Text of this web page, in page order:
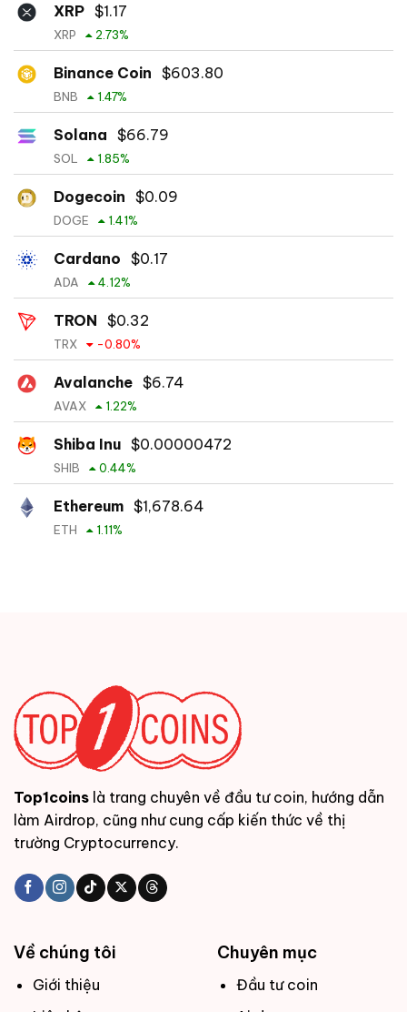
XRP $1.17
XRP 2.73%
Binance Coin $603.80
BNB 1.47%
Solana $66.79
SOL 1.85%
Dogecoin $0.09
DOGE 1.41%
Cardano $0.17
ADA 4.12%
TRON $0.32
TRX -0.80%
Avalanche $6.74
AVAX 1.22%
Shiba Inu $0.00000472
SHIB 0.44%
Ethereum $1,678.64
ETH 1.11%
Top1coins là trang chuyên về đầu tư coin, hướng dẫn
làm Airdrop, cũng như cung cấp kiến thức về thị
trường Cryptocurrency.
Về chúng tôi
Giới thiệu
Chuyên mục
Đầu tư coin